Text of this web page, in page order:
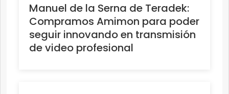
Manuel de la Serna de Teradek:
Compramos Amimon para poder
seguir innovando en transmisión
de video profesional